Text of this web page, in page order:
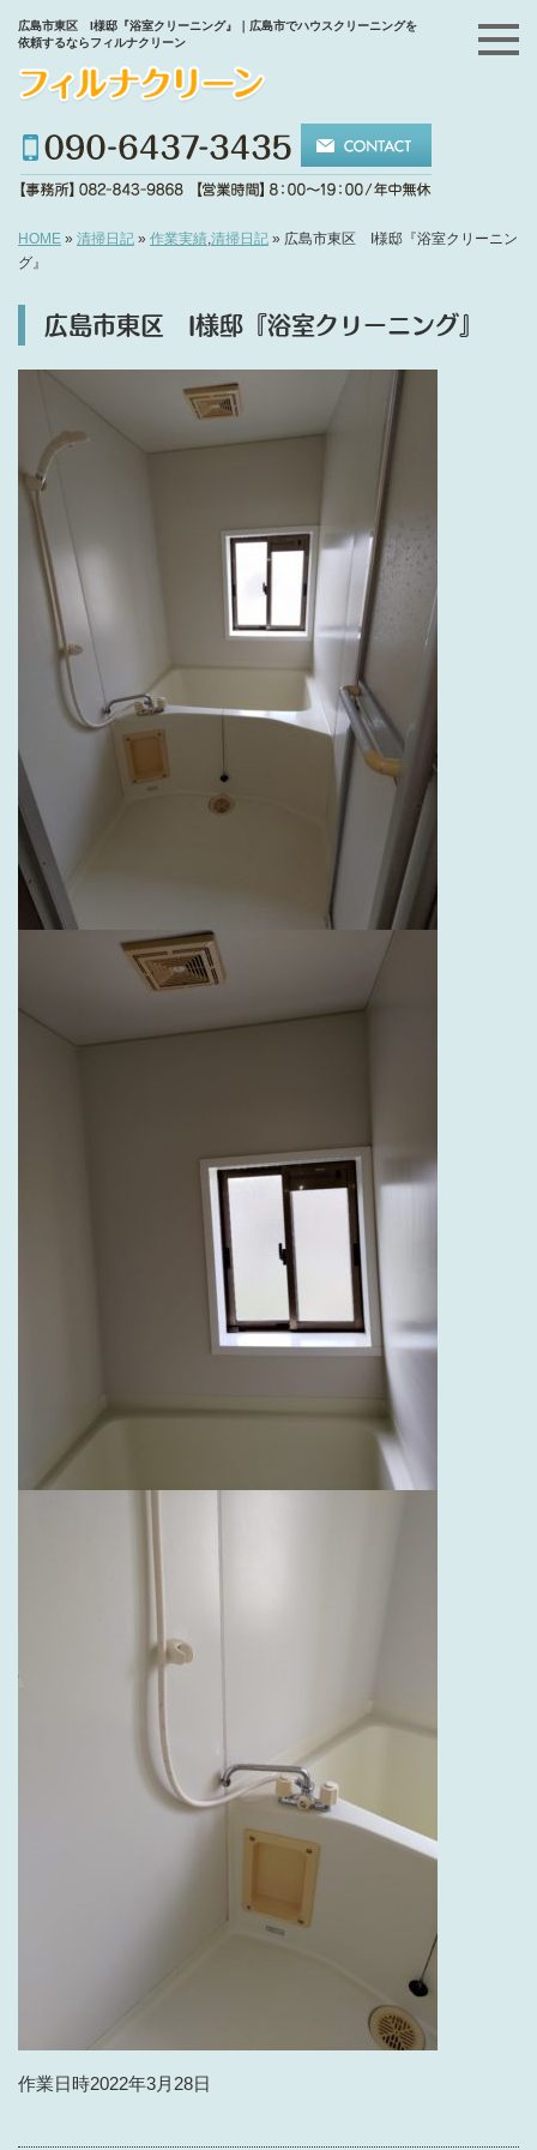
広島市東区 I様邸『浴室クリーニング』｜広島市でハウスクリーニングを
依頼するならフィルナクリーン
HOME » 清掃日記 » 作業実績,清掃日記 » 広島市東区 I様邸『浴室クリーニン
グ』
広島市東区 I様邸『浴室クリーニング』
作業日時2022年3月28日